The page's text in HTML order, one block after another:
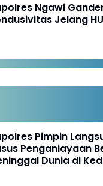
Ngawi
Jelang
Pimpin
Penganiayaan
Dunia di